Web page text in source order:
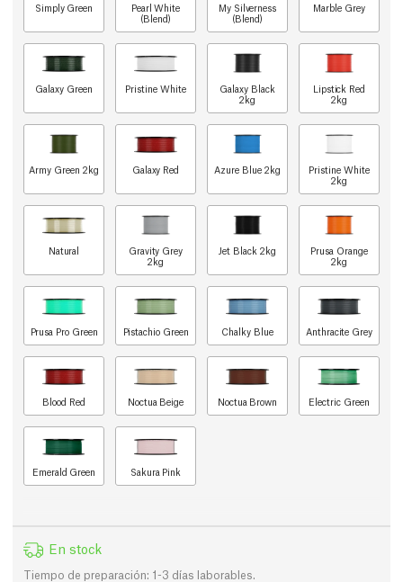
Simply Green
Pearl White
(Blend)
My Silverness
(Blend)
Marble Grey
Galaxy Green Pristine White
Galaxy Black
2kg
Lipstick Red
2kg
Army Green 2kg Galaxy Red Azure Blue 2kg
Pristine White
2kg
Natural
Gravity Grey
2kg
Jet Black 2kg
Prusa Orange
2kg
Prusa Pro Green Pistachio Green Chalky Blue Anthracite Grey
Blood Red Noctua Beige Noctua Brown Electric Green
Emerald Green Sakura Pink
En stock
Tiempo de preparación: 1-3 días laborables.